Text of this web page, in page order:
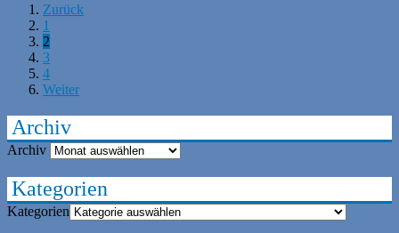
Zurück
1
2
3
4
Weiter
Archiv
Archiv
Kategorien
Kategorien